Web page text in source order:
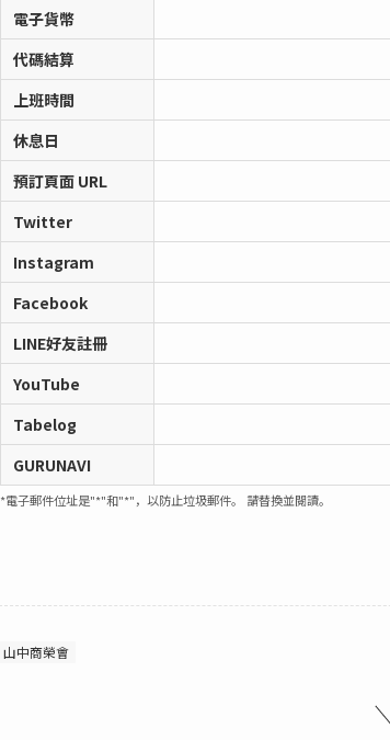
電子貨幣
代碼結算
上班時間
休息日
預訂頁面 URL
Twitter
Instagram
Facebook
LINE好友註冊
YouTube
Tabelog
GURUNAVI
*電子郵件位址是"*"和"*"，以防止垃圾郵件。 請替換並閱讀。
山中商榮會